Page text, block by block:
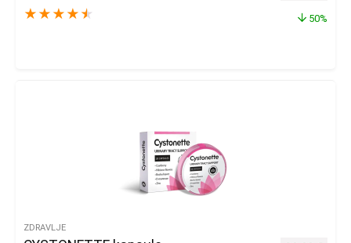
★ ★ ★ ★ ★ 50%
ZDRAVLJE